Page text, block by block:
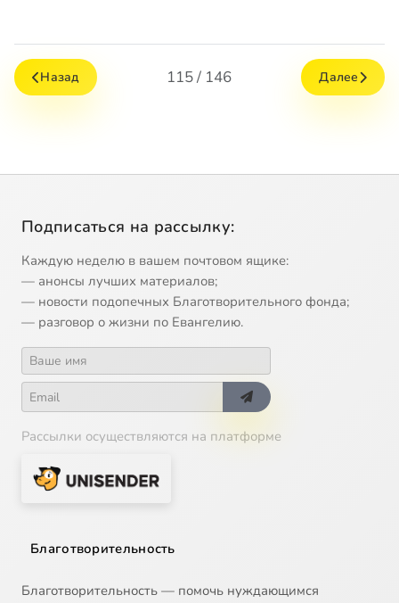
Назад 115 / 146 Далее
Подписаться на рассылку:
Каждую неделю в вашем почтовом ящике:
— анонсы лучших материалов;
— новости подопечных Благотворительного фонда;
— разговор о жизни по Евангелию.
Рассылки осуществляются на платформе
Благотворительность
Благотворительность — помочь нуждающимся